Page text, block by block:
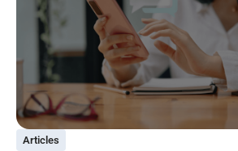
Articles